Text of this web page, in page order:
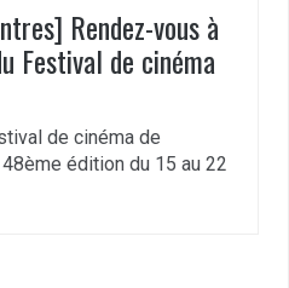
Rendez-vous à
Festival de cinéma
de cinéma de
édition du 15 au 22